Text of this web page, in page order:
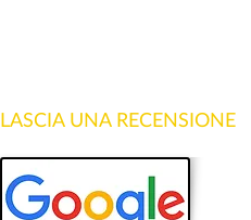
LASCIA UNA RECENSIONE